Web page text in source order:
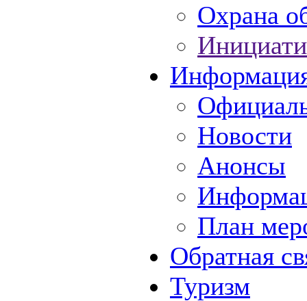
Охрана
Новости
Анонсы
План
Обратная
Туризм